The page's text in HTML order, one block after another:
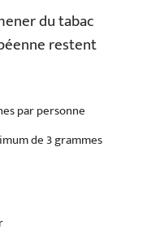
du tabac
restent
par personne
de 3 grammes